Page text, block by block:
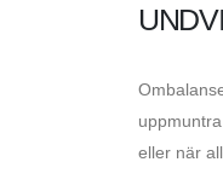
eller när